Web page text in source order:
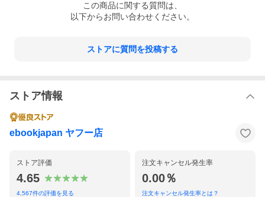
この商品に関する質問は、
以下からお問い合わせください。
ストアに質問を投稿する
ストア情報
ebookjapan ヤフー店
ストア評価
4.65
4,567件の評価を見る
注文キャンセル発生率
0.00％
注文キャンセル発生率とは？